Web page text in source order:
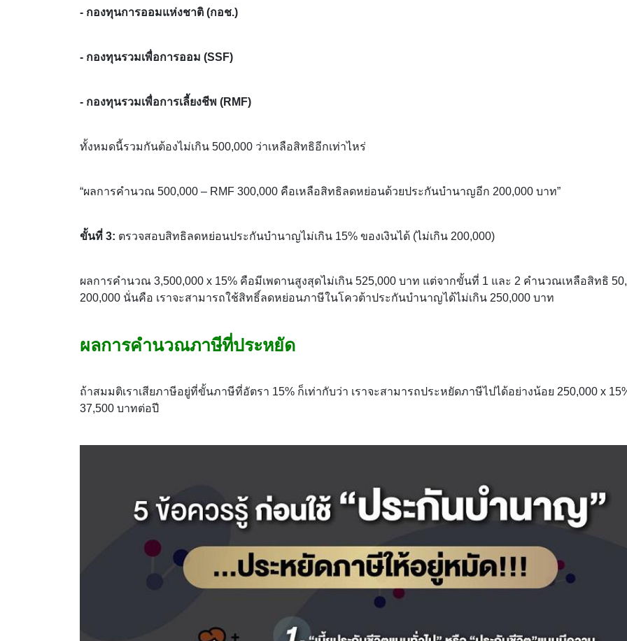
- กองทุนการออมแห่งชาติ (กอช.)
- กองทุนรวมเพื่อการออม (SSF)
- กองทุนรวมเพื่อการเลี้ยงชีพ (RMF)
ทั้งหมดนี้รวมกันต้องไม่เกิน 500,000 ว่าเหลือสิทธิอีกเท่าไหร่
“ผลการคำนวณ 500,000 – RMF 300,000 คือเหลือสิทธิลดหย่อนด้วยประกันบำนาญอีก 200,000 บาท”
ขั้นที่ 3: ตรวจสอบสิทธิลดหย่อนประกันบำนาญไม่เกิน 15% ของเงินได้ (ไม่เกิน 200,000)
ผลการคำนวณ 3,500,000 x 15% คือมีเพดานสูงสุดไม่เกิน 525,000 บาท แต่จากขั้นที่ 1 และ 2 คำนวณเหลือสิทธิ
200,000 นั่นคือ เราจะสามารถใช้สิทธิ์ลดหย่อนภาษีในโควต้าประกันบำนาญได้ไม่เกิน 250,000 บาท
ผลการคำนวณภาษีที่ประหยัด
ถ้าสมมติเราเสียภาษีอยู่ที่ขั้นภาษีที่อัตรา 15% ก็เท่ากับว่า เราจะสามารถประหยัดภาษีไปได้อย่างน้อย 250,000 x
37,500 บาทต่อปี